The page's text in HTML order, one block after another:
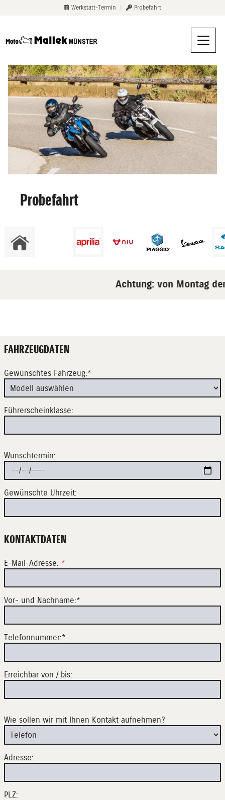
Werkstatt-Termin Probefahrt
Probefahrt
Achtung: von Montag
FAHRZEUGDATEN
Gewünschtes Fahrzeug:*
Führerscheinklasse:
Wunschtermin:
Gewünschte Uhrzeit:
KONTAKTDATEN
E-Mail-Adresse: *
Vor- und Nachname:*
Telefonnummer:*
Erreichbar von / bis:
Wie sollen wir mit Ihnen Kontakt aufnehmen?
Adresse:
PLZ: